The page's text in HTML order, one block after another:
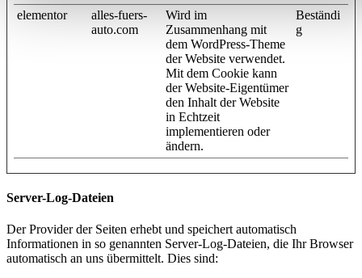
elementor
alles-fuers-
auto.com
Wird im
Zusammenhang mit
dem WordPress-Theme
der Website verwendet.
Mit dem Cookie kann
der Website-Eigentümer
den Inhalt der Website
in Echtzeit
implementieren oder
ändern.
Beständi
g
Server-Log-Dateien
Der Provider der Seiten erhebt und speichert automatisch
Informationen in so genannten Server-Log-Dateien, die Ihr Browser
automatisch an uns übermittelt. Dies sind: